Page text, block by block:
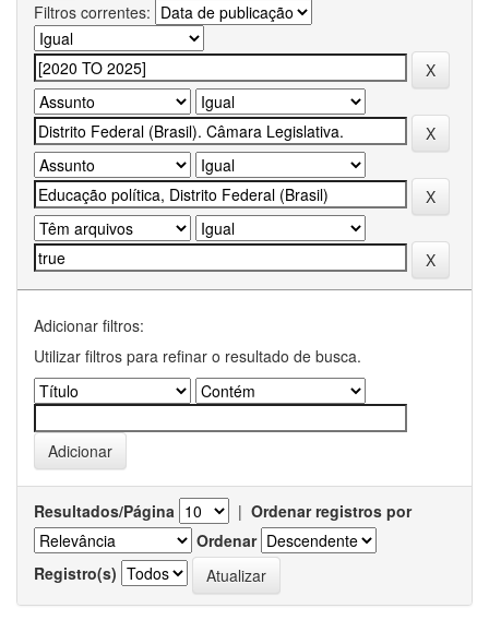
Filtros correntes:
Adicionar filtros:
Utilizar filtros para refinar o resultado de busca.
Resultados/Página | Ordenar registros por
Ordenar
Registro(s)